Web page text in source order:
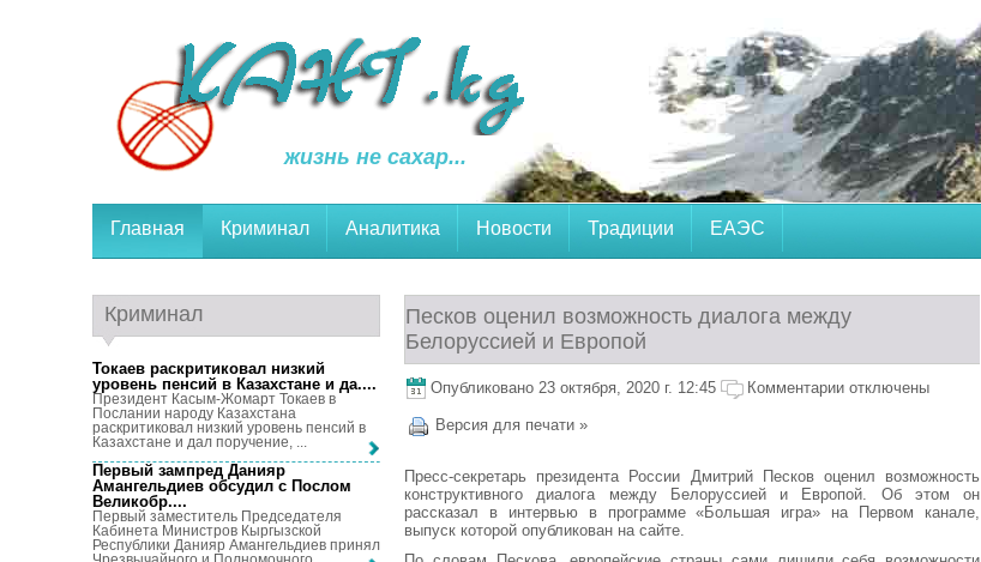
жизнь не сахар...
Главная Криминал Аналитика Новости Традиции ЕАЭС
Песков оценил возможность диалога между
Белоруссией и Европой
Опубликовано 23 октября, 2020 г. 12:45 Комментарии отключены
Версия для печати »
Пресс-секретарь президента России Дмитрий Песков оценил возможность
конструктивного диалога между Белоруссией и Европой. Об этом он
рассказал в интервью в программе «Большая игра» на Первом канале,
выпуск которой опубликован на сайте.
Криминал
Токаев раскритиковал низкий
уровень пенсий в Казахстане и да....
Президент Касым-Жомарт Токаев в
Послании народу Казахстана
раскритиковал низкий уровень пенсий в
Казахстане и дал поручение, ...
Первый зампред Данияр
Амангельдиев обсудил с Послом
Великобр....
Первый заместитель Председателя
Кабинета Министров Кыргызской
Республики Данияр Амангельдиев принял